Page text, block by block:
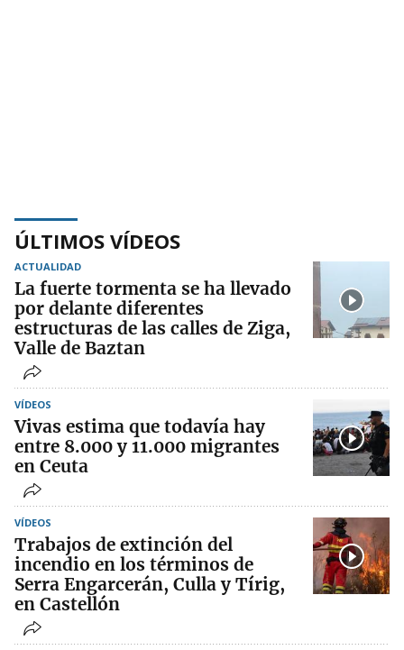
ÚLTIMOS VÍDEOS
ACTUALIDAD
La fuerte tormenta se ha llevado
por delante diferentes
estructuras de las calles de Ziga,
Valle de Baztan
VÍDEOS
Vivas estima que todavía hay
entre 8.000 y 11.000 migrantes
en Ceuta
VÍDEOS
Trabajos de extinción del
incendio en los términos de
Serra Engarcerán, Culla y Tírig,
en Castellón